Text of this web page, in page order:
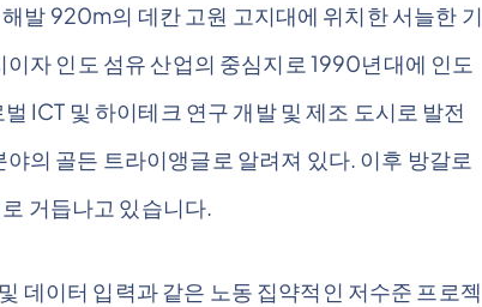
발 920m의 데칸 고원 고지대에 위치한 서늘한 기
자 인도 섬유 산업의 중심지로 1990년대에 인도
ICT 및 하이테크 연구 개발 및 제조 도시로 발전
의 골든 트라이앵글로 알려져 있다. 이후 방갈로
거듭나고 있습니다.
데이터 입력과 같은 노동 집약적인 저수준 프로젝